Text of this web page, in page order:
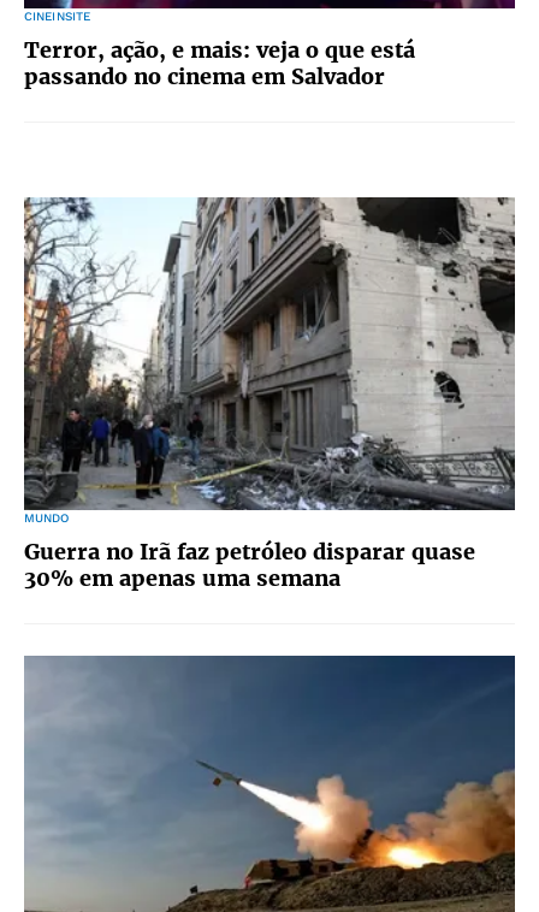
CINEINSITE
Terror, ação, e mais: veja o que está
passando no cinema em Salvador
MUNDO
Guerra no Irã faz petróleo disparar quase
30% em apenas uma semana